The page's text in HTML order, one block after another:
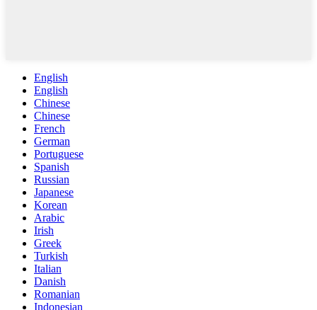
English
English
Chinese
Chinese
French
German
Portuguese
Spanish
Russian
Japanese
Korean
Arabic
Irish
Greek
Turkish
Italian
Danish
Romanian
Indonesian